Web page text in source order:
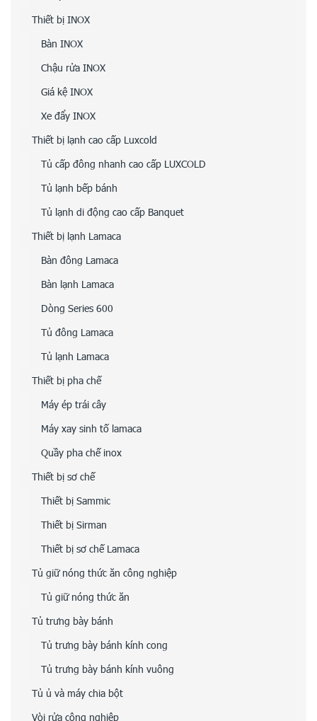
Thiết bị INOX
Bàn INOX
Chậu rửa INOX
Giá kệ INOX
Xe đẩy INOX
Thiết bị lạnh cao cấp Luxcold
Tủ cấp đông nhanh cao cấp LUXCOLD
Tủ lạnh bếp bánh
Tủ lạnh di động cao cấp Banquet
Thiết bị lạnh Lamaca
Bàn đông Lamaca
Bàn lạnh Lamaca
Dòng Series 600
Tủ đông Lamaca
Tủ lạnh Lamaca
Thiết bị pha chế
Máy ép trái cây
Máy xay sinh tố lamaca
Quầy pha chế inox
Thiết bị sơ chế
Thiết bị Sammic
Thiết bị Sirman
Thiết bị sơ chế Lamaca
Tủ giữ nóng thức ăn công nghiệp
Tủ giữ nóng thức ăn
Tủ trưng bày bánh
Tủ trưng bày bánh kính cong
Tủ trưng bày bánh kính vuông
Tủ ủ và máy chia bột
Vòi rửa công nghiệp